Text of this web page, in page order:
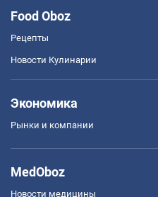
Food Oboz
Рецепты
Новости Кулинарии
Экономика
Рынки и компании
MedOboz
Новости медицины